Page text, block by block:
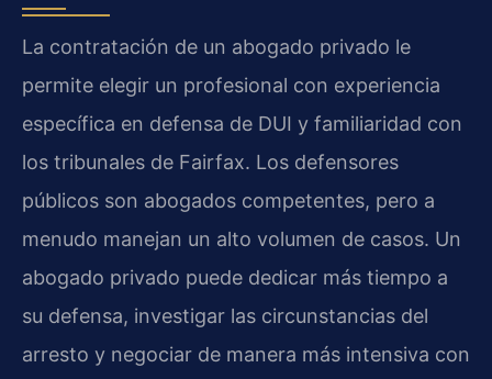
La contratación de un abogado privado le
permite elegir un profesional con experiencia
específica en defensa de DUI y familiaridad con
los tribunales de Fairfax. Los defensores
públicos son abogados competentes, pero a
menudo manejan un alto volumen de casos. Un
abogado privado puede dedicar más tiempo a
su defensa, investigar las circunstancias del
arresto y negociar de manera más intensiva con